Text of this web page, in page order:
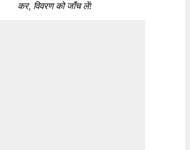
कर, विवरण को जाँच लें!